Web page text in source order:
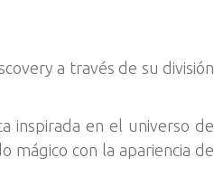
a través de su división
inspirada en el universo de
mágico con la apariencia de